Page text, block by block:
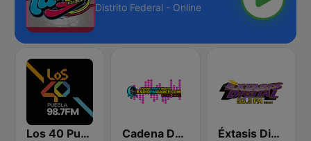
Distrito Federal - Online
Los 40 Puebla Cadena Dance México Éxtasis Digital 95.9 FM